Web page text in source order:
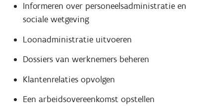
Informeren over personeelsadministratie en
sociale wetgeving
Loonadministratie uitvoeren
Dossiers van werknemers beheren
Klantenrelaties opvolgen
Een arbeidsovereenkomst opstellen